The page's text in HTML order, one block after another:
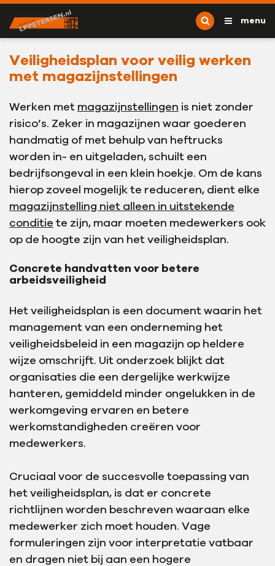
Ga naar content
L.P. Petersen
menu
Veiligheidsplan voor veilig werken
met magazijnstellingen
Werken met magazijnstellingen is niet zonder
risico’s. Zeker in magazijnen waar goederen
handmatig of met behulp van heftrucks
worden in- en uitgeladen, schuilt een
bedrijfsongeval in een klein hoekje. Om de kans
hierop zoveel mogelijk te reduceren, dient elke
magazijnstelling niet alleen in uitstekende
conditie te zijn, maar moeten medewerkers ook
op de hoogte zijn van het veiligheidsplan.
Concrete handvatten voor betere
arbeidsveiligheid
Het veiligheidsplan is een document waarin het
management van een onderneming het
veiligheidsbeleid in een magazijn op heldere
wijze omschrijft. Uit onderzoek blijkt dat
organisaties die een dergelijke werkwijze
hanteren, gemiddeld minder ongelukken in de
werkomgeving ervaren en betere
werkomstandigheden creëren voor
medewerkers.
Cruciaal voor de succesvolle toepassing van
het veiligheidsplan, is dat er concrete
richtlijnen worden beschreven waaraan elke
medewerker zich moet houden. Vage
formuleringen zijn voor interpretatie vatbaar
en dragen niet bij aan een hogere